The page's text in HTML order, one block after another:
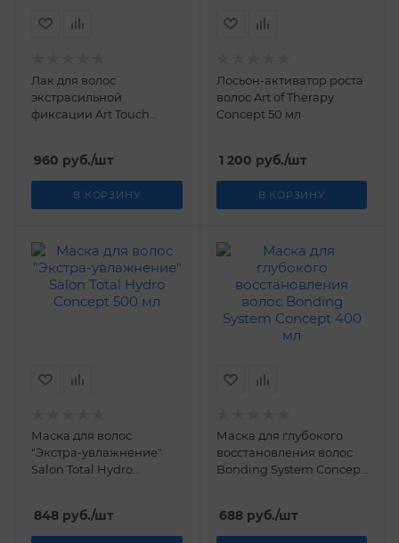
Лак для волос
экстрасильной
фиксации Art Touch
960 руб./шт
В КОРЗИНУ
Лосьон-активатор роста
волос Art of Therapy
Concept 50 мл
1 200 руб./шт
В КОРЗИНУ
Маска для волос
"Экстра-увлажнение"
Salon Total Hydro
848 руб./шт
Маска для глубокого
восстановления волос
Bonding System Concept
688руб./шт